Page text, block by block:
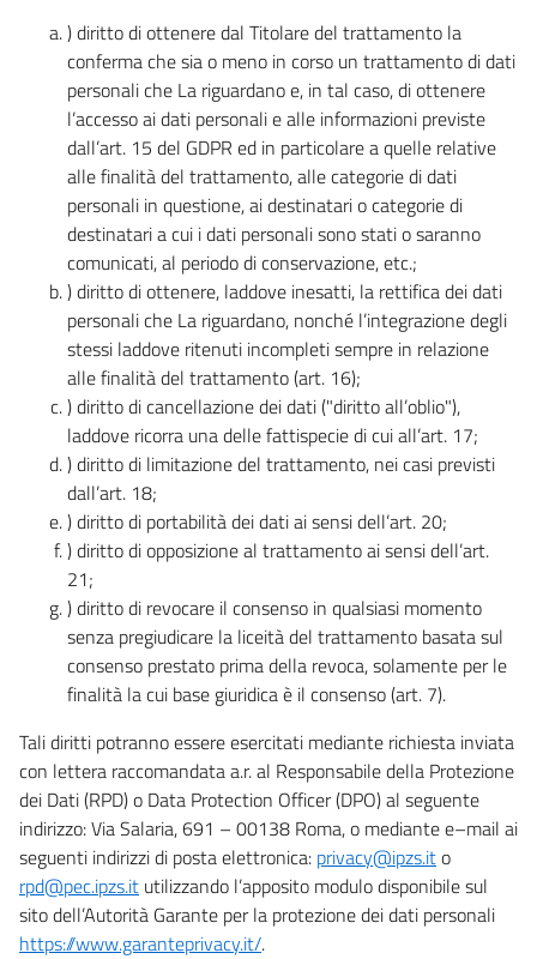
) diritto di ottenere dal Titolare del trattamento la
conferma che sia o meno in corso un trattamento di dati
personali che La riguardano e, in tal caso, di ottenere
l’accesso ai dati personali e alle informazioni previste
dall’art. 15 del GDPR ed in particolare a quelle relative
alle finalità del trattamento, alle categorie di dati
personali in questione, ai destinatari o categorie di
destinatari a cui i dati personali sono stati o saranno
comunicati, al periodo di conservazione, etc.;
) diritto di ottenere, laddove inesatti, la rettifica dei dati
personali che La riguardano, nonché l’integrazione degli
stessi laddove ritenuti incompleti sempre in relazione
alle finalità del trattamento (art. 16);
) diritto di cancellazione dei dati ("diritto all’oblio"),
laddove ricorra una delle fattispecie di cui all’art. 17;
) diritto di limitazione del trattamento, nei casi previsti
dall’art. 18;
) diritto di portabilità dei dati ai sensi dell’art. 20;
) diritto di opposizione al trattamento ai sensi dell’art.
21;
) diritto di revocare il consenso in qualsiasi momento
senza pregiudicare la liceità del trattamento basata sul
consenso prestato prima della revoca, solamente per le
finalità la cui base giuridica è il consenso (art. 7).
Tali diritti potranno essere esercitati mediante richiesta inviata
con lettera raccomandata a.r. al Responsabile della Protezione
dei Dati (RPD) o Data Protection Officer (DPO) al seguente
indirizzo: Via Salaria, 691 – 00138 Roma, o mediante e–mail ai
seguenti indirizzi di posta elettronica: privacy@ipzs.ito
rpd@pec.ipzs.it utilizzando l’apposito modulo disponibile sul
sito dell’Autorità Garante per la protezione dei dati personali
https://www.garanteprivacy.it/.